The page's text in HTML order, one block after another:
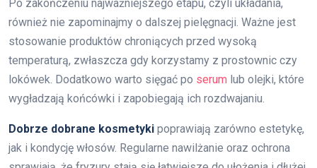
Po zakończeniu najważniejszego etapu, czyli układania,
również nie zapominajmy o dalszej pielęgnacji. Ważne jest
stosowanie produktów chroniących przed wysoką
temperaturą, zwłaszcza gdy korzystamy z prostownic czy
lokówek. Dodatkowo warto sięgać po serum lub olejki, które
wygładzają końcówki i zapobiegają ich rozdwajaniu.
Dobrze dobrane kosmetyki poprawiają zarówno estetykę,
jak i kondycję włosów. Regularne nawilżanie oraz ochrona